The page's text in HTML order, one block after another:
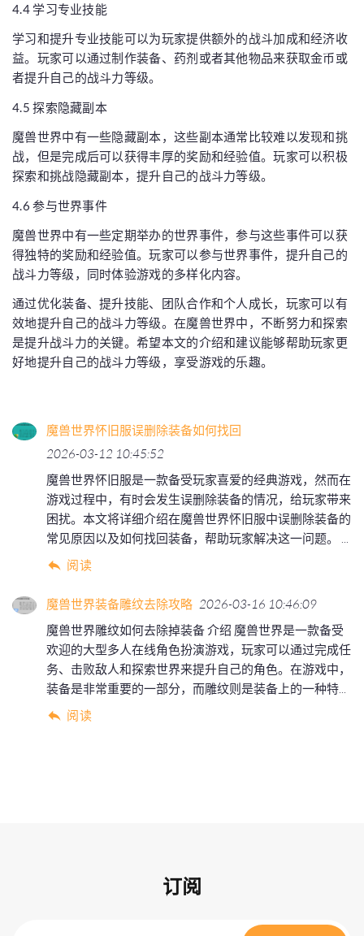
4.4 学习专业技能
学习和提升专业技能可以为玩家提供额外的战斗加成和经济收
益。玩家可以通过制作装备、药剂或者其他物品来获取金币或
者提升自己的战斗力等级。
4.5 探索隐藏副本
魔兽世界中有一些隐藏副本，这些副本通常比较难以发现和挑
战，但是完成后可以获得丰厚的奖励和经验值。玩家可以积极
探索和挑战隐藏副本，提升自己的战斗力等级。
4.6 参与世界事件
魔兽世界中有一些定期举办的世界事件，参与这些事件可以获
得独特的奖励和经验值。玩家可以参与世界事件，提升自己的
战斗力等级，同时体验游戏的多样化内容。
通过优化装备、提升技能、团队合作和个人成长，玩家可以有
效地提升自己的战斗力等级。在魔兽世界中，不断努力和探索
是提升战斗力的关键。希望本文的介绍和建议能够帮助玩家更
好地提升自己的战斗力等级，享受游戏的乐趣。
魔兽世界怀旧服误删除装备如何找回
2026-03-12 10:45:52
魔兽世界怀旧服是一款备受玩家喜爱的经典游戏，然而在
游戏过程中，有时会发生误删除装备的情况，给玩家带来
困扰。本文将详细介绍在魔兽世界怀旧服中误删除装备的
常见原因以及如何找回装备，帮助玩家解决这一问题。 ...
阅读
魔兽世界装备雕纹去除攻略 2026-03-16 10:46:09
魔兽世界雕纹如何去除掉装备 介绍 魔兽世界是一款备受
欢迎的大型多人在线角色扮演游戏，玩家可以通过完成任
务、击败敌人和探索世界来提升自己的角色。在游戏中，
装备是非常重要的一部分，而雕纹则是装备上的一种特...
阅读
订阅